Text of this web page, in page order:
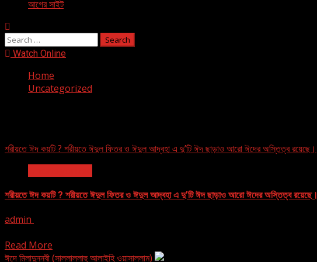
আগের সাইট
Search
for:Watch Online
Home
Uncategorized
শরীয়তে ঈদ কয়টি ? শরীয়তে ঈদুল ফিতর ও ঈদুল আদ্বহা এ দু’টি ঈদ ছাড়াও আরো ঈদের অস্তিত্ব রয়েছে।
শরীয়তে ঈদ কয়টি ? শরীয়তে ঈদুল ফিতর ও ঈদুল আদ্বহা এ দু’টি ঈদ ছাড়াও আরো ঈদের অস্তিত্ব রয়েছে।
admin
Read More
ঈদে মিলাদুন্নবী (সাল্লাল্লাহু আলাইহি ওয়াসাল্লাম)